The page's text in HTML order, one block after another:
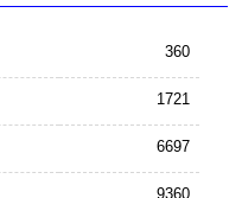
360
1721
6697
9360